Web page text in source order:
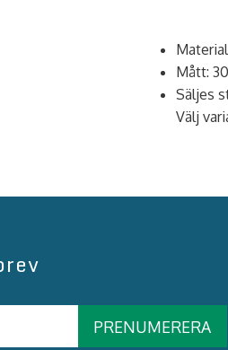
Mått:
Säljes
Välj
PRENUMERERA